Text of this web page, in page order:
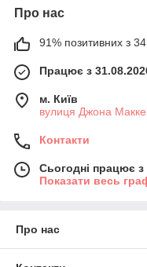
Про нас
91% позитивних з 34
Працює з
м. Київ
вулиця Джона
Контакти
Сьогодні працює
Показати весь
Про нас